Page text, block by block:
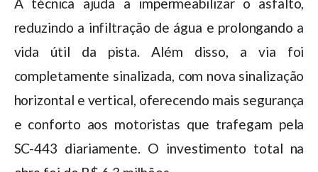
reduzindo a infiltração de água e prolongando a
vida útil da pista. Além disso, a via foi
completamente sinalizada, com nova sinalização
horizontal e vertical, oferecendo mais segurança
e conforto aos motoristas que trafegam pela
SC-443 diariamente. O investimento total na